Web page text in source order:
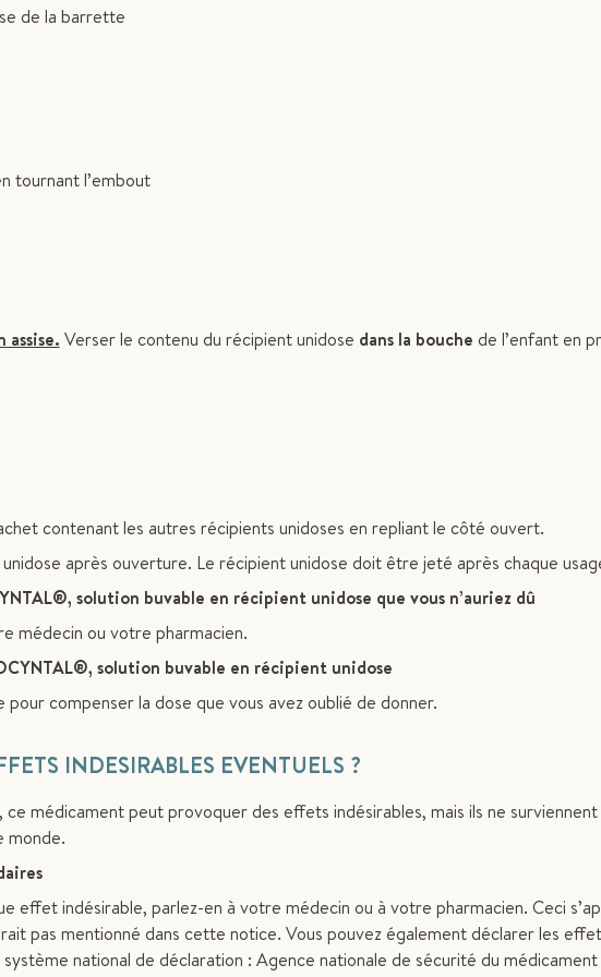
de la barrette
tournant l’embout
Verser le contenu du récipient unidose dans la bouche de l’enfant en
contenant les autres récipients unidoses en repliant le côté ouvert.
après ouverture. Le récipient unidose doit être jeté après chaque
solution buvable en récipient unidose que vous n’auriez dû
médecin ou votre pharmacien.
solution buvable en récipient unidose
compenser la dose que vous avez oublié de donner.
INDESIRABLES EVENTUELS ?
médicament peut provoquer des effets indésirables, mais ils ne surviennent
monde.
effet indésirable, parlez-en à votre médecin ou à votre pharmacien. Ceci
pas mentionné dans cette notice. Vous pouvez également déclarer les
national de déclaration : Agence nationale de sécurité du